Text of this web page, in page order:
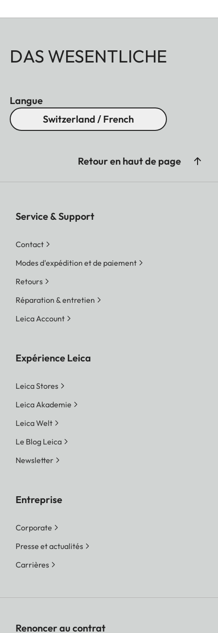
DAS WESENTLICHE
Langue
Switzerland / French
Retour en haut de page
Service & Support
Contact
Modes d'expédition et de paiement
Retours
Réparation & entretien
Leica Account
Expérience Leica
Leica Stores
Leica Akademie
Leica Welt
Le Blog Leica
Newsletter
Entreprise
Corporate
Presse et actualités
Carrières
Renoncer au contrat